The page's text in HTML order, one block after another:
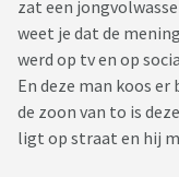
zat een
weet je dat de
werd op tv en op
En deze man koos
de zoon van to is
ligt op straat en hij